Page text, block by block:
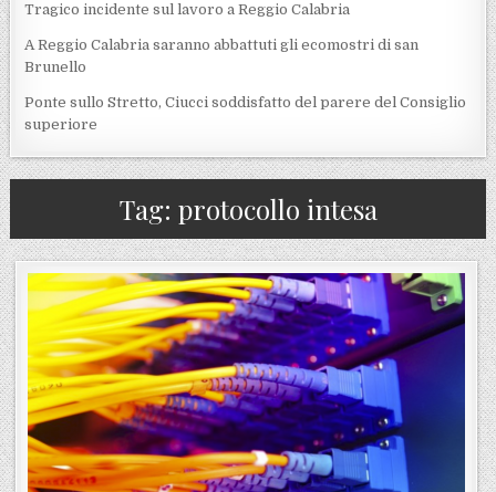
Tragico incidente sul lavoro a Reggio Calabria
A Reggio Calabria saranno abbattuti gli ecomostri di san
Brunello
Ponte sullo Stretto, Ciucci soddisfatto del parere del Consiglio
superiore
Tag: protocollo intesa